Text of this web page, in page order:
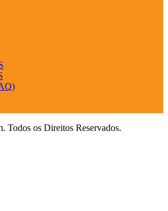
Todos os Direitos Reservados.